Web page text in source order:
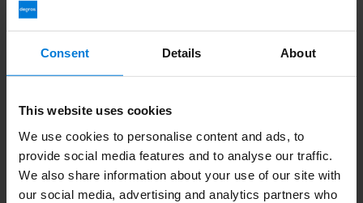
Consent Details About
This website uses cookies
We use cookies to personalise content and ads, to
provide social media features and to analyse our traffic.
We also share information about your use of our site with
our social media, advertising and analytics partners who
Informations additionnelles
Service à la clientèle
Consultez nos blogs